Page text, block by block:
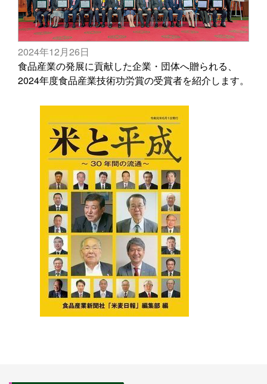
2024年12月26日
食品産業の発展に貢献した企業・団体へ贈られる、
2024年度食品産業技術功労賞の受賞者を紹介します。